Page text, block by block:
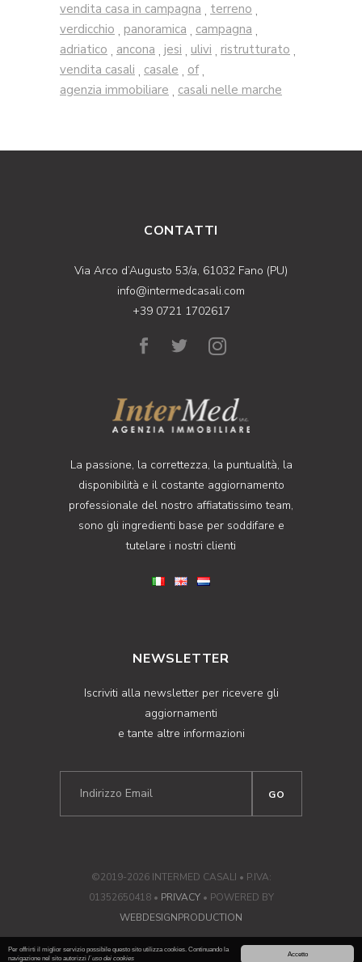
Accetto
Per offrirti il miglior servizio possibile questo sito utilizza cookies. Continuando la
navigazione nel sito autorizzi l`uso dei cookies
vendita casa in campagna , terreno ,
verdicchio , panoramica , campagna ,
adriatico , ancona ,jesi , ulivi , ristrutturato ,
vendita casali , casale , of ,
agenzia immobiliare , casali nelle marche
CONTATTI
Via Arco d’Augusto 53/a, 61032 Fano (PU)
info@intermedcasali.com
+39 0721 1702617
La passione, la correttezza, la puntualità, la
disponibilità e il costante aggiornamento
professionale del nostro affiatatissimo team,
sono gli ingredienti base per soddifare e
tutelare i nostri clienti
NEWSLETTER
Iscriviti alla newsletter per ricevere gli
aggiornamenti
e tante altre informazioni
©2019-2026 INTERMED CASALI • P.IVA:
01352650418 • PRIVACY• POWERED BY
WEBDESIGNPRODUCTION